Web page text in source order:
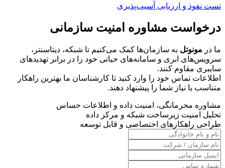
تست نفوذ و ارزیابی آسیب‌پذیری
درخواست مشاوره امنیت سازمانی
ما در مونوتل به سازمان‌ها کمک می‌کنیم تا شبکه، دیتاسنتر،
سرویس‌های ابری و سامانه‌های حیاتی خود را در برابر تهدیدهای
سایبری مقاوم کنند.
اطلاعات تماس خود را وارد کنید تا کارشناسان ما بهترین راهکار
متناسب با نیاز شما را پیشنهاد دهند.
مشاوره محرمانگی، امنیت داده و اطلاعات حساس
تحلیل امنیت زیرساخت شبکه و مرکز داده
طراحی راهکارهای اختصاصی و قابل توسعه